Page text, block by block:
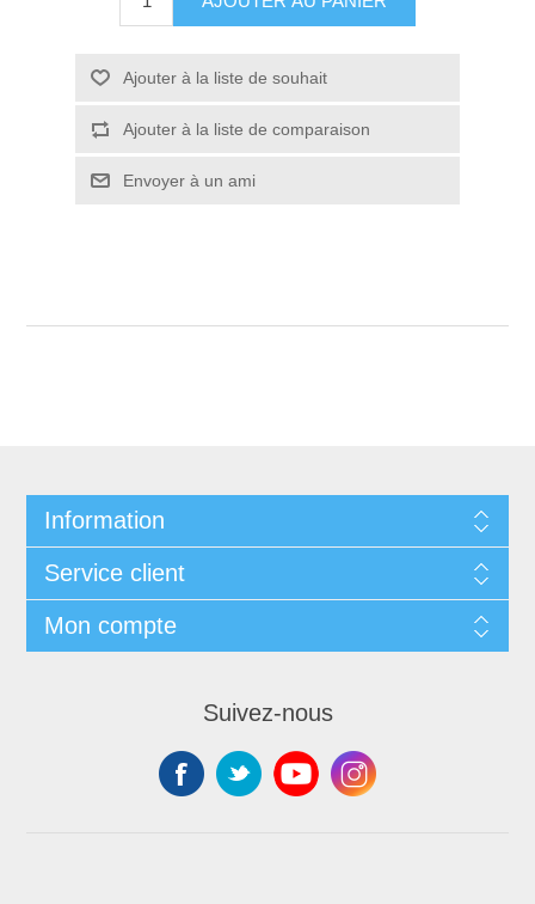
Ajouter à la liste de souhait
Ajouter à la liste de comparaison
Envoyer à un ami
Information
Service client
Mon compte
Suivez-nous